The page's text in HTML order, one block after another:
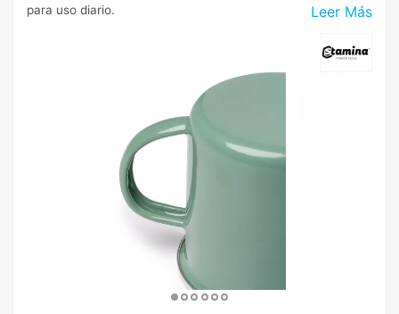
Leer Más
para uso diario.